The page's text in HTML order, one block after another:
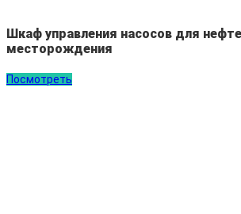
Шкаф управления насосов для
месторождения
Посмотреть